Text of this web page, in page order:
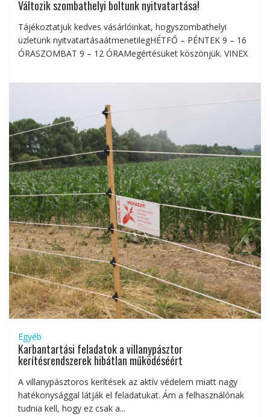
Változik szombathelyi boltunk nyitvatartása!
Tájékoztatjuk kedves vásárlóinkat, hogyszombathelyi
üzletünk nyitvatartásaátmenetilegHÉTFŐ – PÉNTEK 9 – 16
ÓRASZOMBAT 9 – 12 ÓRAMegértésüket köszönjük. VINEX
Egyéb
Karbantartási feladatok a villanypásztor
kerítésrendszerek hibátlan működéséért
A villanypásztoros kerítések az aktív védelem miatt nagy
hatékonysággal látják el feladatukat. Ám a felhasználónak
tudnia kell, hogy ez csak a...